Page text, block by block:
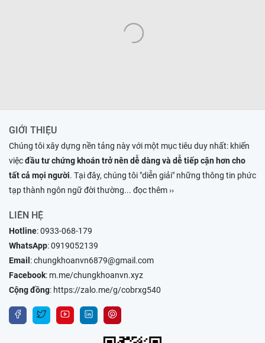
GIỚI THIỆU
Chúng tôi xây dựng nền tảng này với một mục tiêu duy nhất: khiến
việcđầu tư chứng khoán trở nên dễ dàng và dễ tiếp cận hơn cho
tất cả mọi người. Tại đây, chúng tôi "diễn giải" những thông tin phức
tạp thành ngôn ngữ đời thường... đọc thêm ››
LIÊN HỆ
Hotline:0933-068-179
WhatsApp:0919052139
Email :chungkhoanvn6879@gmail.com
Facebook: m.me/chungkhoanvn.xyz
Cộng đồng: https://zalo.me/g/cobrxg540